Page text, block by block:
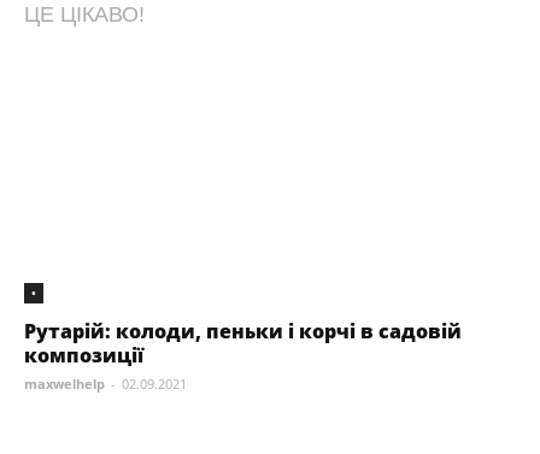
ЦЕ ЦІКАВО!
•
Рутарій: колоди, пеньки і корчі в садовій
композиції
maxwelhelp - 02.09.2021